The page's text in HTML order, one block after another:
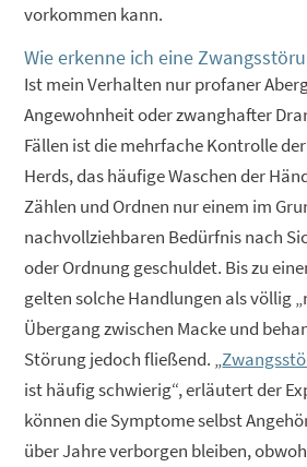
vorkommen kann.
Wie erkenne ich eine
Ist mein Verhalten nur profaner
Angewohnheit oder zwanghafter
Fällen ist die mehrfache Kontrolle
Herds, das häufige Waschen der
Zählen und Ordnen nur einem im
nachvollziehbaren Bedürfnis nach
oder Ordnung geschuldet. Bis zu
gelten solche Handlungen als völlig
Übergang zwischen Macke und
Störung jedoch fließend. „
ist häufig schwierig“, erläutert der
können die Symptome selbst
über Jahre verborgen bleiben,